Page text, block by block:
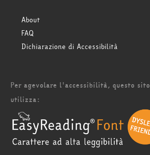
About
FAQ
Dichiarazione di Accessibilità
Per agevolare l'accessibilità, questo sito
utilizza: